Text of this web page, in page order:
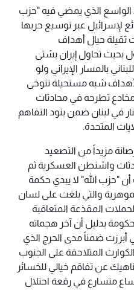
الواسع الذي يمضي فيه "حزب
لإسرائيل عبر توسيع حربها
ثقيلة حيال أهداف
بحيث تحاول إيران بشتى
بالمسار الإيراني ولو
لأهداف شبه مستحيلة تتوخى
تطرحه في محادثات
في لبنان ضمن بنود التفاهم
المتحدة.
مزيداً من التصعيد
واشنطن العسكرية ثم
"حزب الله" لا يبدي حكمة
والتي بلغت على لسان
المقذعة المتعاقبة
بدليل أن آخر هجماته
ضمناً مدى الحرج الذي
المتلاحقة على الجنوب
ناهيك عن تفاقم خيالي للخسائر
متسارع في رقعة احتلال